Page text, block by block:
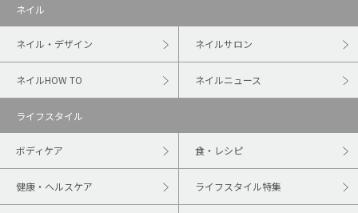
ネイル
ネイル・デザイン ネイルサロン
ネイルHOW TO ネイルニュース
ライフスタイル
ボディケア 食・レシピ
健康・ヘルスケア ライフスタイル特集